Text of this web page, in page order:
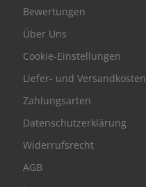
Bewertungen
Über Uns
Cookie-Einstellungen
Liefer- und Versandkosten
Zahlungsarten
Datenschutzerklärung
Widerrufsrecht
AGB